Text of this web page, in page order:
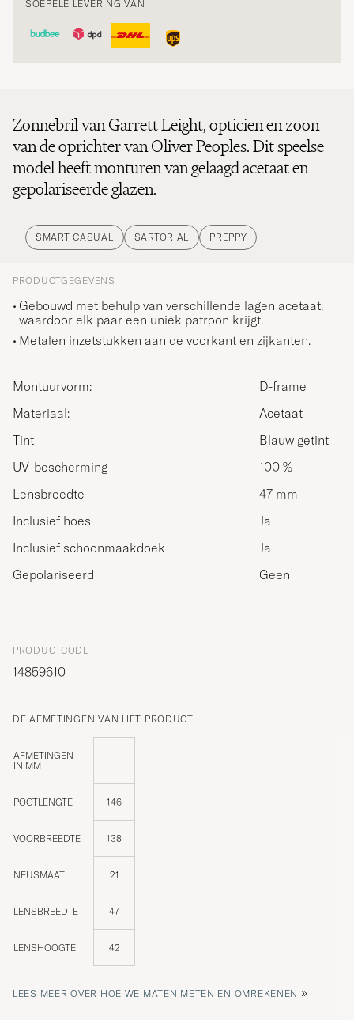
SOEPELE LEVERING VAN
Zonnebril van Garrett Leight, opticien en zoon
van de oprichter van Oliver Peoples. Dit speelse
model heeft monturen van gelaagd acetaat en
gepolariseerde glazen.
SMART CASUAL SARTORIAL PREPPY
PRODUCTGEGEVENS
Gebouwd met behulp van verschillende lagen acetaat,
waardoor elk paar een uniek patroon krijgt.
Metalen inzetstukken aan de voorkant en zijkanten.
Montuurvorm:
D-frame
Materiaal:
Acetaat
Tint
Blauw getint
UV-bescherming
100 %
Lensbreedte
47 mm
Inclusief hoes
Ja
Inclusief schoonmaakdoek
Ja
Gepolariseerd
Geen
PRODUCTCODE
14859610
DE AFMETINGEN VAN HET PRODUCT
AFMETINGEN
IN MM
POOTLENGTE 146
VOORBREEDTE 138
NEUSMAAT 21
LENSBREEDTE 47
LENSHOOGTE 42
LEES MEER OVER HOE WE MATEN METEN EN OMREKENEN »